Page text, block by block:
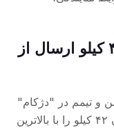
دژکام نمایان گستر دلیجان ۴۲ کیلو ارسال از
و تیمم در "دژکام"
مفتخریم که ایزوگام نمایان گستر دلیجان ۴۲ کیلو را با بالاترین